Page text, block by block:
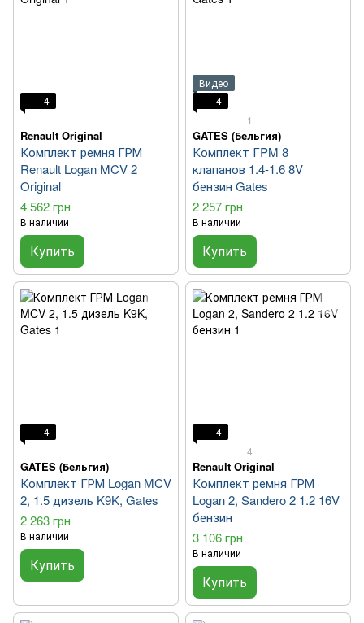
4
Renault Original
Комплект ремня ГРМ
Renault Logan MCV 2
Original
4 562 грн
В наличии
Купить
Видео
4
1
GATES (Бельгия)
Комплект ГPM 8
клапанов 1.4-1.6 8V
бензин Gates
2 257 грн
В наличии
Купить
4
GATES (Бельгия)
Комплект ГРМ Logan MCV
2, 1.5 дизель K9K, Gates
2 263 грн
В наличии
Купить
4
4
Renault Original
Комплект ремня ГРМ
Logan 2, Sandero 2 1.2 16V
бензин
3 106 грн
В наличии
Купить